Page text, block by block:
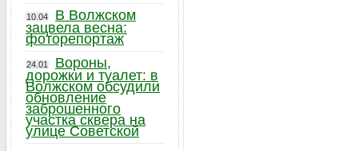
10.04
В Волжском
зацвела весна:
фоторепортаж
24.01
Вороны,
дорожки и туалет: в
Волжском обсудили
обновление
заброшенного
участка сквера на
улице Советской